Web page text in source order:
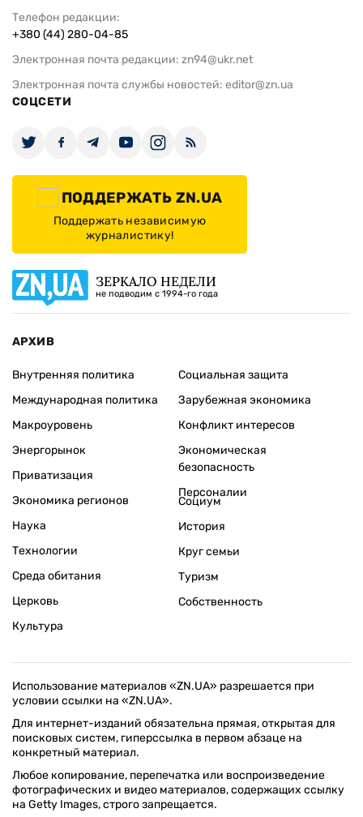
Телефон редакции:
+380 (44) 280-04-85
Электронная почта редакции: zn94@ukr.net
Электронная почта службы новостей: editor@zn.ua
СОЦСЕТИ
ПОДДЕРЖАТЬ ZN.UA
Поддержать независимую
журналистику!
ЗЕРКАЛО НЕДЕЛИ
не подводим с 1994-го года
АРХИВ
Внутренняя политика
Международная политика
Макроуровень
Энергорынок
Приватизация
Экономика регионов
Социальная защита
Зарубежная экономика
Конфликт интересов
Экономическая
безопасность
Персоналии
Наука
Технологии
Среда обитания
Церковь
Культура
Социум
История
Круг семьи
Туризм
Собственность
Использование материалов «ZN.UA» разрешается при
условии ссылки на «ZN.UA».
Для интернет-изданий обязательна прямая, открытая для
поисковых систем, гиперссылка в первом абзаце на
конкретный материал.
Любое копирование, перепечатка или воспроизведение
фотографических и видео материалов, содержащих ссылку
на Getty Images, строго запрещается.